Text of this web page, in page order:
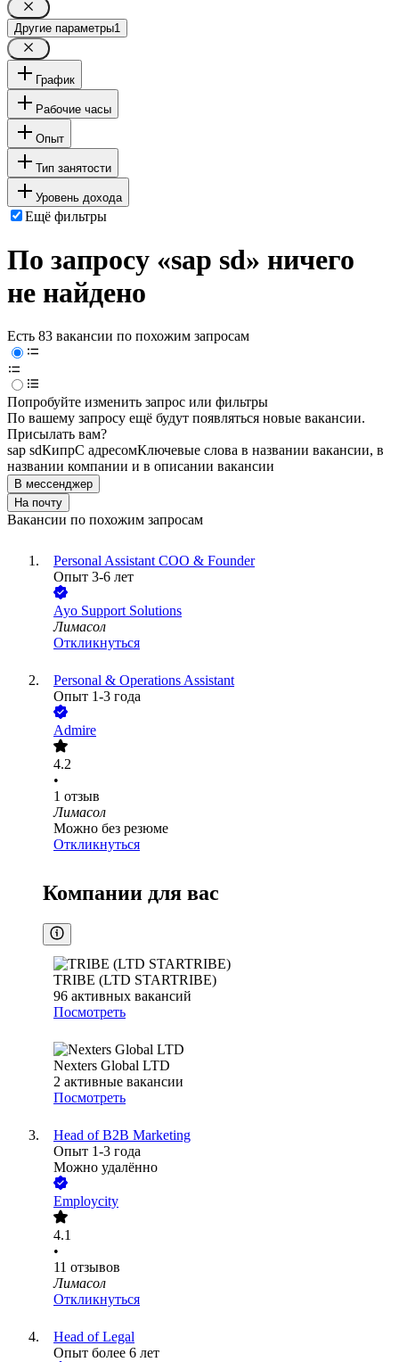
Другие параметры1
График
Рабочие часы
Опыт
Тип занятости
Уровень дохода
Ещё фильтры
По запросу «sap sd» ничего
не найдено
Есть 83 вакансии по похожим запросам
Попробуйте изменить запрос или фильтры
По вашему запросу ещё будут появляться новые вакансии.
Присылать вам?
sap sdКипрС адресомКлючевые слова в названии вакансии, в
названии компании и в описании вакансии
В мессенджер
На почту
Вакансии по похожим запросам
Personal Assistant COO & Founder
Опыт 3-6 лет
Ayo Support Solutions
Лимасол
Откликнуться
Personal & Operations Assistant
Опыт 1-3 года
Admire
4.2
•
1 отзыв
Лимасол
Можно без резюме
Откликнуться
Компании для вас
TRIBE (LTD STARTRIBE)
96 активных вакансий
Посмотреть
Nexters Global LTD
2 активные вакансии
Посмотреть
Head of B2B Marketing
Опыт 1-3 года
Можно удалённо
Employcity
4.1
•
11 отзывов
Лимасол
Откликнуться
Head of Legal
Опыт более 6 лет